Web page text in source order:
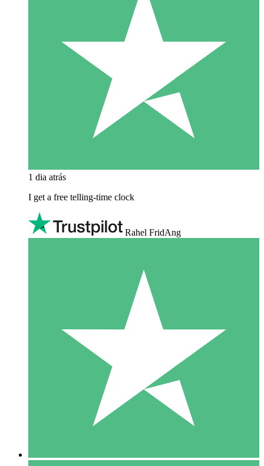
1 dia atrás
I get a free telling-time clock
Rahel FridAng